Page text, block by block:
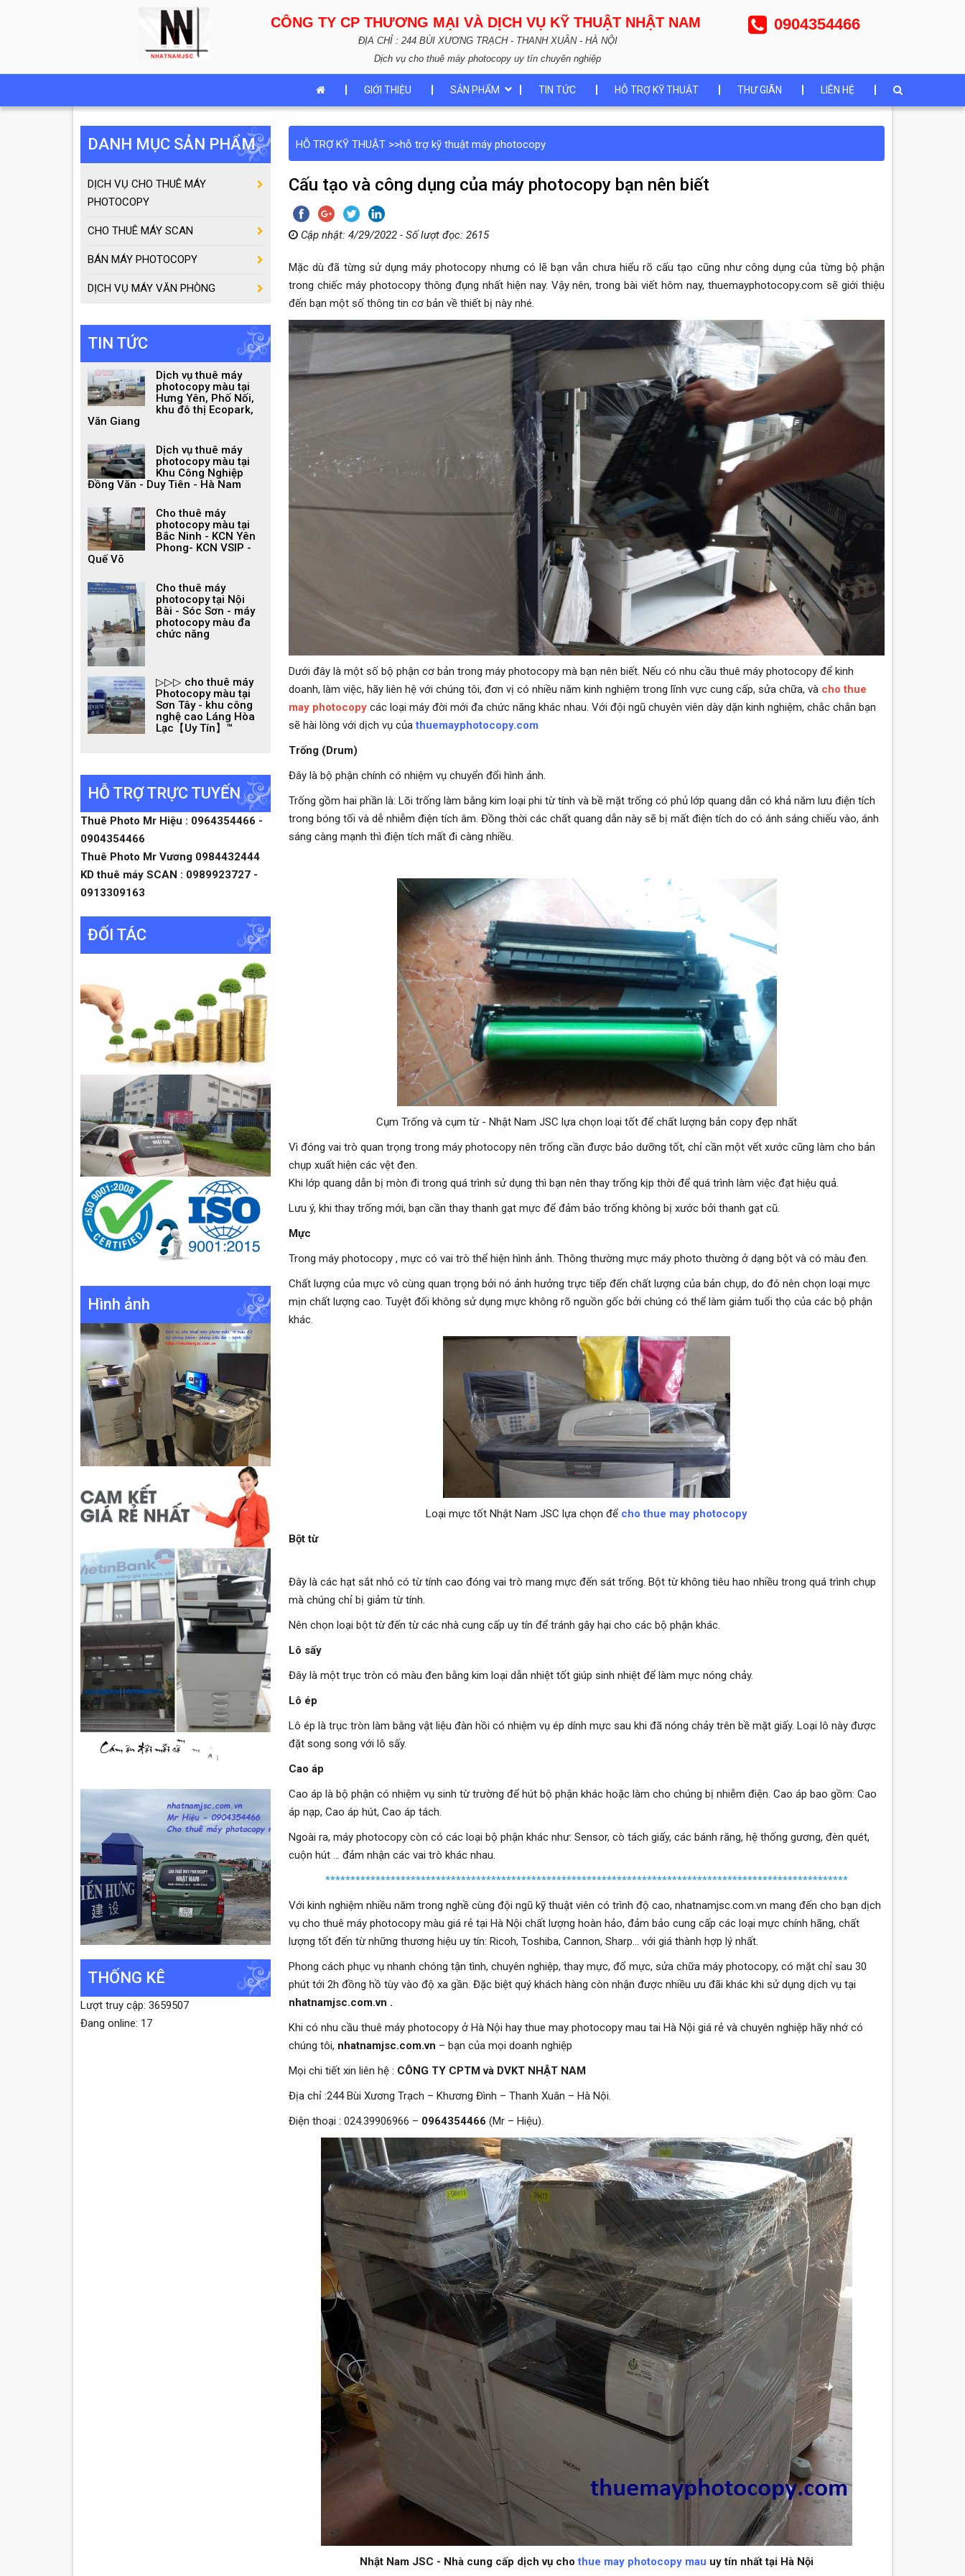
CÔNG TY CP THƯƠNG MẠI VÀ DỊCH VỤ KỸ THUẬT NHẬT NAM
ĐỊA CHỈ : 244 BÙI XƯƠNG TRẠCH - THANH XUÂN - HÀ NỘI
Dịch vụ cho thuê máy photocopy uy tín chuyên nghiệp
0904354466
GIỚI THIỆU SẢN PHẨM TIN TỨC HỖ TRỢ KỸ THUẬT THƯ GIÃN LIÊN HỆ
HỖ TRỢ KỸ THUẬT >>hỗ trợ kỹ thuật máy photocopy
Cấu tạo và công dụng của máy photocopy bạn nên biết
Cập nhật: 4/29/2022 - Số lượt đọc: 2615
Mặc dù đã từng sử dụng máy photocopy nhưng có lẽ bạn vẫn chưa hiểu rõ cấu tạo cũng như công dụng của từng bộ phận
trong chiếc máy photocopy thông đụng nhất hiện nay. Vậy nên, trong bài viết hôm nay, thuemayphotocopy.com sẽ giới thiệu
đến bạn một số thông tin cơ bản về thiết bị này nhé.
Dưới đây là một số bộ phận cơ bản trong máy photocopy mà bạn nên biết. Nếu có nhu cầu thuê máy photocopy để kinh
doanh, làm việc, hãy liên hệ với chúng tôi, đơn vị có nhiều năm kinh nghiệm trong lĩnh vực cung cấp, sửa chữa, và cho thue
may photocopy các loại máy đời mới đa chức năng khác nhau. Với đội ngũ chuyên viên dày dặn kinh nghiệm, chắc chắn bạn
sẽ hài lòng với dịch vụ củathuemayphotocopy.com
Trống (Drum)
Đây là bộ phận chính có nhiệm vụ chuyển đổi hình ảnh.
Trống gồm hai phần là: Lõi trống làm bằng kim loại phi từ tính và bề mặt trống có phủ lớp quang dẫn có khả năm lưu điện tích
trong bóng tối và dễ nhiễm điện tích âm. Đồng thời các chất quang dẫn này sẽ bị mất điện tích do có ánh sáng chiếu vào, ánh
sáng càng mạnh thì điện tích mất đi càng nhiều.
Cụm Trống và cụm từ - Nhật Nam JSC lựa chọn loại tốt để chất lượng bản copy đẹp nhất
Vì đóng vai trò quan trọng trong máy photocopy nên trống cần được bảo dưỡng tốt, chỉ cần một vết xước cũng làm cho bản
chụp xuất hiện các vệt đen.
Khi lớp quang dẫn bị mòn đi trong quá trình sử dụng thì bạn nên thay trống kịp thời để quá trình làm việc đạt hiệu quả.
Lưu ý, khi thay trống mới, bạn cần thay thanh gạt mực để đảm bảo trống không bị xước bởi thanh gạt cũ.
Mực
Trong máy photocopy , mực có vai trò thể hiện hình ảnh. Thông thường mực máy photo thường ở dạng bột và có màu đen.
Chất lượng của mực vô cùng quan trọng bởi nó ảnh hưởng trực tiếp đến chất lượng của bản chụp, do đó nên chọn loại mực
mịn chất lượng cao. Tuyệt đối không sử dụng mực không rõ nguồn gốc bởi chúng có thể làm giảm tuổi thọ của các bộ phận
khác.
Loại mực tốt Nhật Nam JSC lựa chọn để cho thue may photocopy
Bột từ
Đây là các hạt sắt nhỏ có từ tính cao đóng vai trò mang mực đến sát trống. Bột từ không tiêu hao nhiều trong quá trình chụp
mà chúng chỉ bị giảm từ tính.
Nên chọn loại bột từ đến từ các nhà cung cấp uy tín để tránh gây hại cho các bộ phận khác.
Lô sấy
Đây là một trục tròn có màu đen bằng kim loại dẫn nhiệt tốt giúp sinh nhiệt để làm mực nóng chảy.
Lô ép
Lô ép là trục tròn làm bằng vật liệu đàn hồi có nhiệm vụ ép dính mực sau khi đã nóng chảy trên bề mặt giấy. Loại lô này được
đặt song song với lô sấy.
Cao áp
Cao áp là bộ phận có nhiệm vụ sinh từ trường để hút bộ phận khác hoặc làm cho chúng bị nhiễm điện. Cao áp bao gồm: Cao
áp nạp, Cao áp hút, Cao áp tách.
Ngoài ra, máy photocopy còn có các loại bộ phận khác như: Sensor, cò tách giấy, các bánh răng, hệ thống gương, đèn quét,
cuộn hút … đảm nhận các vai trò khác nhau.
********************************************************************************************************
Với kinh nghiệm nhiều năm trong nghề cùng đội ngũ kỹ thuật viên có trình độ cao, nhatnamjsc.com.vn mang đến cho bạn dịch
vụ cho thuê máy photocopy màu giá rẻ tại Hà Nội chất lượng hoàn hảo, đảm bảo cung cấp các loại mực chính hãng, chất
lượng tốt đến từ những thương hiệu uy tín: Ricoh, Toshiba, Cannon, Sharp… với giá thành hợp lý nhất.
Phong cách phục vụ nhanh chóng tận tình, chuyên nghiệp, thay mực, đổ mực, sửa chữa máy photocopy, có mặt chỉ sau 30
phút tới 2h đồng hồ tùy vào độ xa gần. Đặc biệt quý khách hàng còn nhận được nhiều ưu đãi khác khi sử dụng dịch vụ tại
nhatnamjsc.com.vn .
Khi có nhu cầu thuê máy photocopy ở Hà Nội hay thue may photocopy mau tai Hà Nội giá rẻ và chuyên nghiệp hãy nhớ có
chúng tôi, nhatnamjsc.com.vn – bạn của mọi doanh nghiệp
Mọi chi tiết xin liên hệ : CÔNG TY CPTM và DVKT NHẬT NAM
Địa chỉ :244 Bùi Xương Trạch – Khương Đình – Thanh Xuân – Hà Nội.
Điện thoại : 024.39906966 – 0964354466 (Mr – Hiệu).
Nhật Nam JSC - Nhà cung cấp dịch vụ chothue may photocopy mau uy tín nhất tại Hà Nội
DANH MỤC SẢN PHẨM
DỊCH VỤ CHO THUÊ MÁY
PHOTOCOPY
CHO THUÊ MÁY SCAN
BÁN MÁY PHOTOCOPY
DỊCH VỤ MÁY VĂN PHÒNG
TIN TỨC
Dịch vụ thuê máy
photocopy màu tại
Hưng Yên, Phố Nối,
khu đô thị Ecopark,
Văn Giang
Dịch vụ thuê máy
photocopy màu tại
Khu Công Nghiệp
Đồng Văn - Duy Tiên - Hà Nam
Cho thuê máy
photocopy màu tại
Bắc Ninh - KCN Yên
Phong- KCN VSIP -
Quế Võ
Cho thuê máy
photocopy tại Nội
Bài - Sóc Sơn - máy
photocopy màu đa
chức năng
▷▷▷ cho thuê máy
Photocopy màu tại
Sơn Tây - khu công
nghệ cao Láng Hòa
Lạc【Uy Tín】™
HỖ TRỢ TRỰC TUYẾN
Thuê Photo Mr Hiệu : 0964354466 -
0904354466
Thuê Photo Mr Vương 0984432444
KD thuê máy SCAN : 0989923727 -
0913309163
ĐỐI TÁC
Hình ảnh
THỐNG KÊ
Lượt truy cập: 3659507
Đang online: 17